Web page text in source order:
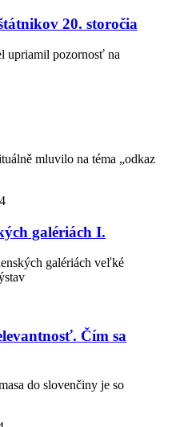
20. storočia
upriamil pozornosť na
mluvilo na téma „odkaz
galériách I.
galériách veľké
Čím sa
do slovenčiny je so